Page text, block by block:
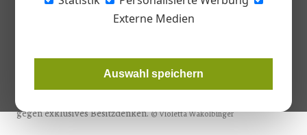
Externe Medien
Auswahl speichern
Das Element Holz spielt dabei eine wesentliche Rolle, wie eine
Das Projekt Plateau Blo von „raum&designstrategien“ der
gegen exklusives Besitzdenken.© Violetta Wakolbinger